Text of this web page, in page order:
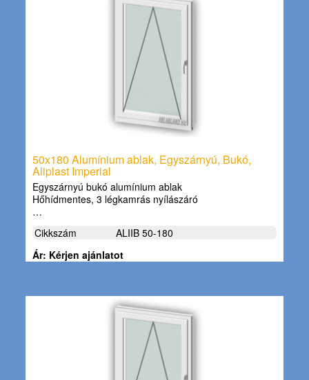
50x180 Alumínium ablak, Egyszárnyú, Bukó,
Aliplast Imperial
Egyszárnyú bukó alumínium ablak
Hőhídmentes, 3 légkamrás nyílászáró
…
Cikkszám
ALIIB 50-180
Ár: Kérjen ajánlatot